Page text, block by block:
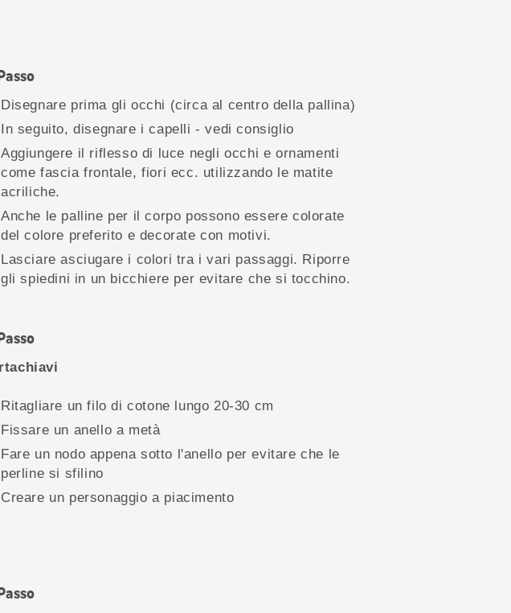
Disegnare prima gli occhi (circa al centro della pallina)
In seguito, disegnare i capelli - vedi consiglio
Aggiungere il riflesso di luce negli occhi e ornamenti
come fascia frontale, fiori ecc. utilizzando le matite
acriliche.
Anche le palline per il corpo possono essere colorate
del colore preferito e decorate con motivi.
Lasciare asciugare i colori tra i vari passaggi. Riporre
gli spiedini in un bicchiere per evitare che si tocchino.
Ritagliare un filo di cotone lungo 20-30 cm
Fissare un anello a metà
Fare un nodo appena sotto l'anello per evitare che le
perline si sfilino
Creare un personaggio a piacimento